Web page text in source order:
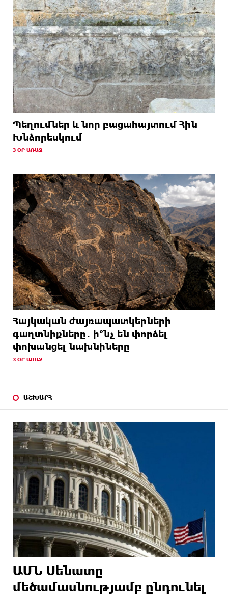
Պեղումներ և նոր բացահայտում Հին
Խնձորեսկում
3 ՕՐ ԱՌԱՋ
Հայկական ժայռապատկերների
գաղտնիքները․ ի՞նչ են փորձել
փոխանցել նախնիները
3 ՕՐ ԱՌԱՋ
ԱՇԽԱՐՀ
ԱՄՆ Սենատը
մեծամասնությամբ ընդունել